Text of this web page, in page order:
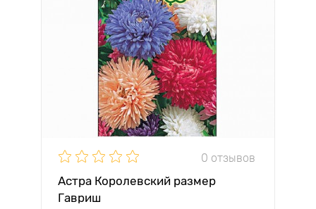
0 отзывов
Астра Королевский размер
Гавриш